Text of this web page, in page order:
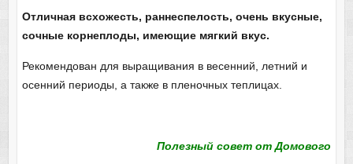
Отличная всхожесть, раннеспелость, очень вкусные,
сочные корнеплоды, имеющие мягкий вкус.
Рекомендован для выращивания в весенний, летний и
осенний периоды, а также в пленочных теплицах.
Полезный совет от Домового